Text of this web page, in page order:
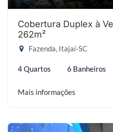
Cobertura Duplex à
262m²
Fazenda, Itajaí-SC
4 Quartos 6 Banheiros
Mais informações